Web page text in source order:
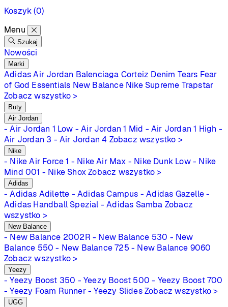
Koszyk(0)
Menu
Szukaj
Nowości
Marki
Adidas Air Jordan Balenciaga Corteiz Denim Tears Fear
of God Essentials New Balance Nike Supreme Trapstar
Zobacz wszystko >
Buty
Air Jordan
- Air Jordan 1 Low - Air Jordan 1 Mid - Air Jordan 1 High -
Air Jordan 3 - Air Jordan 4 Zobacz wszystko >
Nike
- Nike Air Force 1 - Nike Air Max - Nike Dunk Low - Nike
Mind 001 - Nike Shox Zobacz wszystko >
Adidas
- Adidas Adilette - Adidas Campus - Adidas Gazelle -
Adidas Handball Spezial - Adidas Samba Zobacz
wszystko >
New Balance
- New Balance 2002R - New Balance 530 - New
Balance 550 - New Balance 725 - New Balance 9060
Zobacz wszystko >
Yeezy
- Yeezy Boost 350 - Yeezy Boost 500 - Yeezy Boost 700
- Yeezy Foam Runner - Yeezy Slides Zobacz wszystko >
UGG